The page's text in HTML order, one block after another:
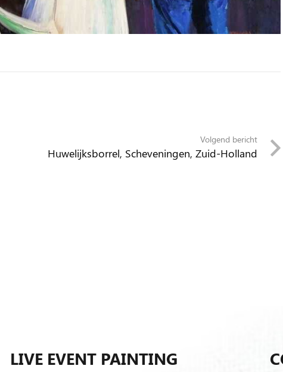
Volgend bericht
Huwelijksborrel, Scheveningen, Zuid-Holland
LIVE EVENT PAINTING